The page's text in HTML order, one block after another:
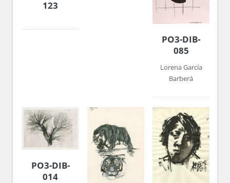
123
PO3-DIB-
085
Lorena García
Barberá
PO3-DIB-
014